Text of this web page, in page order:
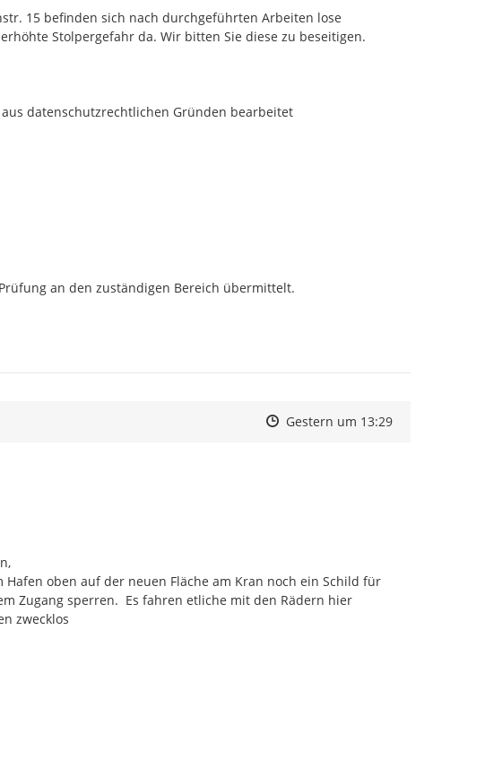
15 befinden sich nach durchgeführten Arbeiten lose
Stolpergefahr da. Wir bitten Sie diese zu beseitigen.
datenschutzrechtlichen Gründen bearbeitet
an den zuständigen Bereich übermittelt.
Zeitpunkt des Erstellens
Zeitpunkt des Erstellens
Gestern um 13:29Zur Äußerung
oben auf der neuen Fläche am Kran noch ein Schild für
Zugang sperren.  Es fahren etliche mit den Rädern hier
zwecklos